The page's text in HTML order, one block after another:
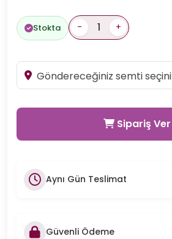
Stokta - +
Sipariş Ver
Aynı Gün Teslimat
Güvenli Ödeme